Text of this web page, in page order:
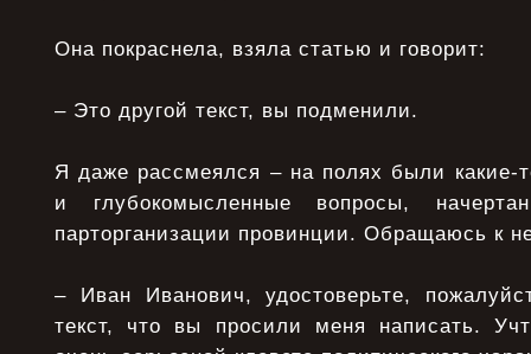
Она покраснела, взяла статью и говорит:
– Это другой текст, вы подменили.
Я даже рассмеялся – на полях были какие-
и глубокомысленные вопросы,
парторганизации провинции. Обращаюсь к
– Иван Иванович, удостоверьте,
текст, что вы просили меня написать.